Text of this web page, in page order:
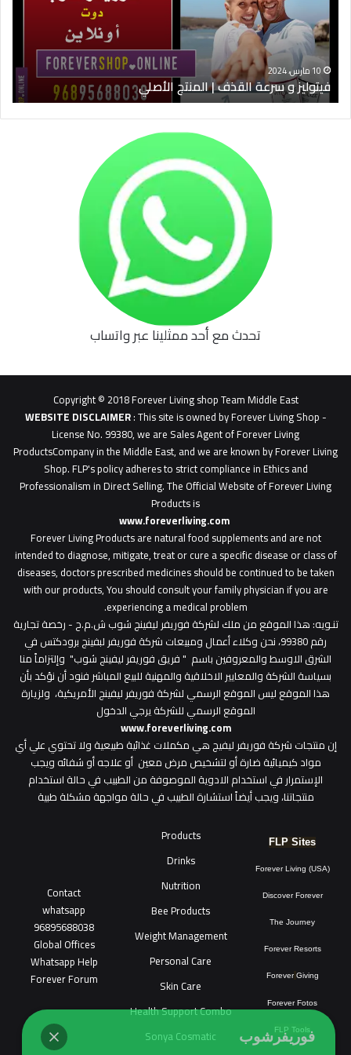
المنتج
الأصلي
10 مارس، 2024
فيتوليز و سرعة القذف | المنتج الأصلي
تحدث مع أحد ممثلينا عبر واتساب
Copyright © 2018 Forever Living shop Team Middle East
WEBSITE DISCLAIMER: This site is owned by Forever Living Shop -
License No. 99380, we are Sales Agent of Forever Living
ProductsCompany in the Middle East, and we are known by Forever Living
Shop. FLP's policy adheres to strict compliance in Ethics and
Professionalism in Direct Selling. The Official Website of Forever Living
Products is
www.foreverliving.com
Forever Living Products are natural food supplements and are not
intended to diagnose, mitigate, treat or cure a specific disease or class of
diseases, doctors prescribed medicines should be continued to be taken
with our products, You should consult your family physician if you are
experiencing a medical problem.
تنـويه: هذا الموقع من ملك لشركة فوريفر ليفينج شوب ش.م.ح - رخصة تجارية
رقم 99380، نحن وكلاء أعمال ومبيعات شركة فوريفر لبفينج برودكتس في
الشرق الاوسط والمعروفين باسم " فريق فوريفر ليفينج شوب" وإلتزاماً منا
بسياسة الشركة والمعايير الاخلاقية والمهنية للبيع المباشر فنود أن نؤكد بأن
هذا الموقع ليس الموقع الرسمي لشركة فوريفر ليفينج الأمريكية، ولزيارة
الموقع الرسمي للشركة يرجي الدخول
www.foreverliving.com
​إن منتجات شركة فوريفر ليفيج هي مكملات غذائية طبيعية ولا تحتوي علي أي
مواد كيميائية ضارة أو لتشخيص مرض معين أو علاجه أو شفائه ويجب
الإستمرار في استخدام الادوية الموصوفة من الطبيب في حالة استخدام
منتجاتنا، ويجب أيضاً استشارة الطبيب في حالة مواجهة مشكلة طبية
FLP Sites
Forever Living (USA)
Discover Forever
The Journey
Forever Resorts
Forever Giving
Forever Fotos
FLP Tools
Products
Drinks
Nutrition
Bee Products
Weight Management
Personal Care
Skin Care
Health Support Combo
Sonya Cosmatic
Contact
whatsapp
96895688038
Global Offices
Whatsapp Help
Forever Forum
فوريفرشوب